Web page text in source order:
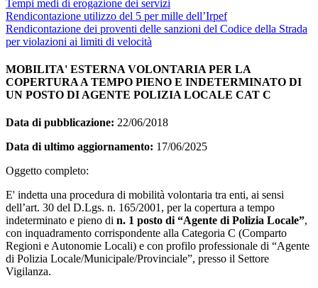
Tempi medi di erogazione dei servizi
Rendicontazione utilizzo del 5 per mille dell’Irpef
Rendicontazione dei proventi delle sanzioni del Codice della Strada
per violazioni ai limiti di velocità
MOBILITA' ESTERNA VOLONTARIA PER LA
COPERTURA A TEMPO PIENO E INDETERMINATO DI
UN POSTO DI AGENTE POLIZIA LOCALE CAT C
Data di pubblicazione: 22/06/2018
Data di ultimo aggiornamento: 17/06/2025
Oggetto completo:
E' indetta una procedura di mobilità volontaria tra enti, ai sensi
dell’art. 30 del D.Lgs. n. 165/2001, per la copertura a tempo
indeterminato e pieno di n. 1 posto di “Agente di Polizia Locale”,
con inquadramento corrispondente alla Categoria C (Comparto
Regioni e Autonomie Locali) e con profilo professionale di “Agente
di Polizia Locale/Municipale/Provinciale”, presso il Settore
Vigilanza.